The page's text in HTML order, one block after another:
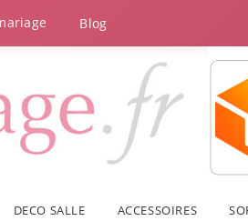
Blog
DECO SALLE ACCESSOIRES